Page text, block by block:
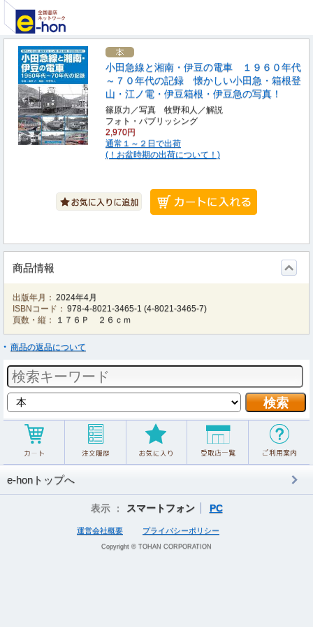
小田急線と湘南・伊豆の電車 １９６０年代
～７０年代の記録 懐かしい小田急・箱根登
山・江ノ電・伊豆箱根・伊豆急の写真！
篠原力／写真 牧野和人／解説
フォト・パブリッシング
2,970円
通常１～２日で出荷
(！お盆時期の出荷について！)
商品情報
出版年月： 2024年4月
ISBNコード： 978-4-8021-3465-1 (4-8021-3465-7)
頁数・縦：
１７６Ｐ ２６ｃｍ
商品の返品について
e-honトップへ
表示 ： スマートフォン PC
運営会社概要 プライバシーポリシー
Copyright © TOHAN CORPORATION